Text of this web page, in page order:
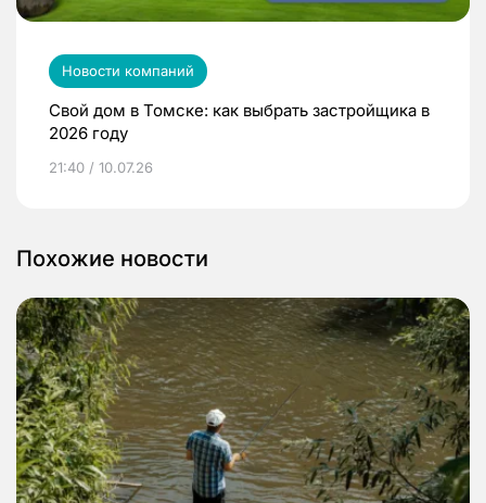
Новости компаний
Свой дом в Томске: как выбрать застройщика в
2026 году
21:40 / 10.07.26
Похожие новости